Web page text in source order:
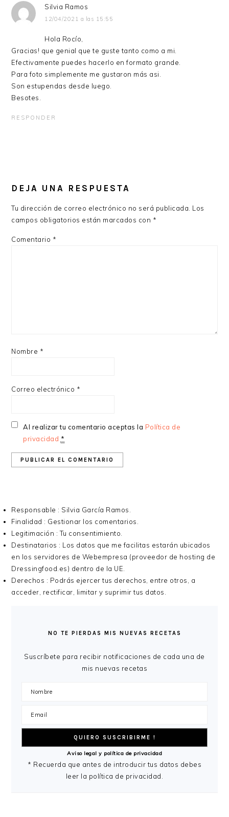
Silvia Ramos
12/04/2021 a las 15:55
Hola Rocío,
Gracias! que genial que te guste tanto como a mi.
Efectivamente puedes hacerlo en formato grande.
Para foto simplemente me gustaron más asi.
Son estupendas desde luego.
Besotes.
RESPONDER
DEJA UNA RESPUESTA
Tu dirección de correo electrónico no será publicada. Los
campos obligatorios están marcados con *
Comentario *
Nombre *
Correo electrónico *
Al realizar tu comentario aceptas la Política de
privacidad *
Responsable : Silvia García Ramos.
Finalidad : Gestionar los comentarios.
Legitimación : Tu consentimiento.
Destinatarios : Los datos que me facilitas estarán ubicados
en los servidores de Webempresa (proveedor de hosting de
Dressingfood.es) dentro de la UE.
Derechos : Podrás ejercer tus derechos, entre otros, a
acceder, rectificar, limitar y suprimir tus datos.
PRINCIPALNO TE PIERDAS MIS NUEVAS RECETAS
Suscríbete para recibir notificaciones de cada una de
mis nuevas recetas
Aviso legal y política de privacidad
* Recuerda que antes de introducir tus datos debes
leer la política de privacidad.